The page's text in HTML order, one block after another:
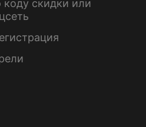
коду скидки или